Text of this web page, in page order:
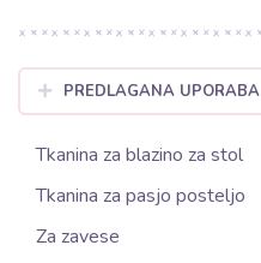
PREDLAGANA UPORABA
Tkanina za blazino za stol
Tkanina za pasjo posteljo
Za zavese